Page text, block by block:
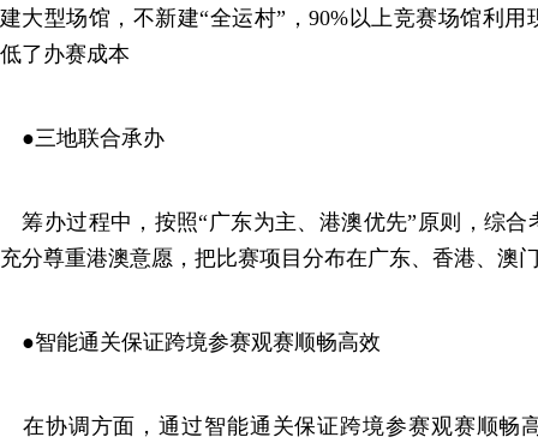
建大型场馆，不新建“全运村”，90%以上竞赛场馆利
低了办赛成本
●三地联合承办
筹办过程中，按照“广东为主、港澳优先”原则，综合
充分尊重港澳意愿，把比赛项目分布在广东、香港、澳
●智能通关保证跨境参赛观赛顺畅高效
在协调方面，通过智能通关保证跨境参赛观赛顺畅